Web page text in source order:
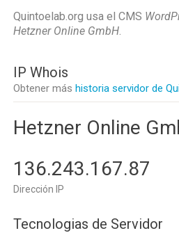
Quintoelab.org usa el CMS
Hetzner Online GmbH.
IP Whois
Obtener más historia servidor de
Hetzner Online
136.243.167.87
Dirección IP
Tecnologias de Servidor